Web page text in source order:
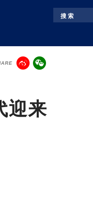
搜 索
迎来